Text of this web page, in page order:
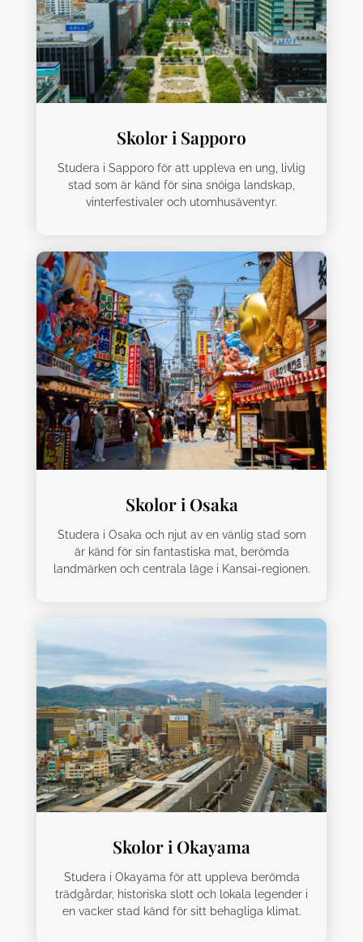
Skolor i Sapporo
Studera i Sapporo för att uppleva en ung, livlig
stad som är känd för sina snöiga landskap,
vinterfestivaler och utomhusäventyr.
Skolor i Osaka
Studera i Osaka och njut av en vänlig stad som
är känd för sin fantastiska mat, berömda
landmärken och centrala läge i Kansai-regionen.
Skolor i Okayama
Studera i Okayama för att uppleva berömda
trädgårdar, historiska slott och lokala legender i
en vacker stad känd för sitt behagliga klimat.